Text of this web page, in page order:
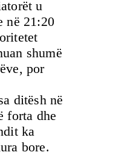
u
në 21:20
shumë
por
ditësh në
forta dhe
ka
bore.